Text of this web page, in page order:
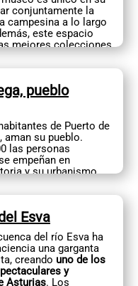
conjuntamente la
campesina a lo largo
este espacio
mejores colecciones
pueblo
de Puerto de
aman su pueblo.
las personas
empeñan en
y su urbanismo,
Esva
del río Esva ha
una garganta
creando uno de los
y
Asturias. Los